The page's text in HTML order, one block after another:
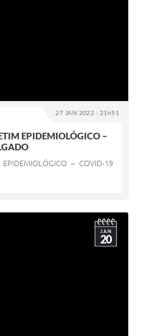
27 JAN 2022 - 21h51
EPIDEMIOLÓGICO –
– COVID-19
JAN
20